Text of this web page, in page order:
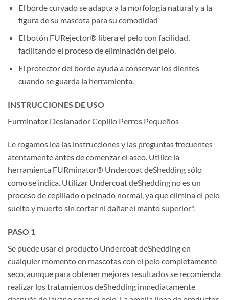
El borde curvado se adapta a la morfología natural y a la
figura de su mascota para su comodidad
El botón FURejector® libera el pelo con facilidad,
facilitando el proceso de eliminación del pelo.
El protector del borde ayuda a conservar los dientes
cuando se guarda la herramienta.
INSTRUCCIONES DE USO
Furminator Deslanador Cepillo Perros Pequeños
Le rogamos lea las instrucciones y las preguntas frecuentes
atentamente antes de comenzar el aseo. Utilice la
herramienta FURminator® Undercoat deShedding sólo
como se indica. Utilizar Undercoat deShedding no es un
proceso de cepillado o peinado normal, ya que elimina el pelo
suelto y muerto sin cortar ni dañar el manto superior*.
PASO 1
Se puede usar el producto Undercoat deShedding en
cualquier momento en mascotas con el pelo completamente
seco, aunque para obtener mejores resultados se recomienda
realizar los tratamientos deShedding inmediatamente